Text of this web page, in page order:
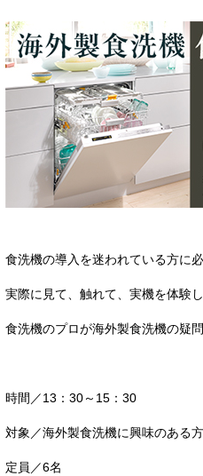
食洗機の導入を迷われている方に必
実際に見て、触れて、実機を体験し
食洗機のプロが海外製食洗機の疑
時間／13：30～15：30
対象／海外製食洗機に興味のある
定員／6名